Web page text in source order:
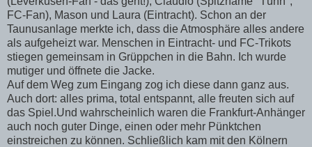
FC-Fan), Mason und Laura (Eintracht). Schon an der
Taunusanlage merkte ich, dass die Atmosphäre alles andere
als aufgeheizt war. Menschen in Eintracht- und FC-Trikots
stiegen gemeinsam in Grüppchen in die Bahn. Ich wurde
mutiger und öffnete die Jacke.
Auf dem Weg zum Eingang zog ich diese dann ganz aus.
Auch dort: alles prima, total entspannt, alle freuten sich auf
das Spiel.Und wahrscheinlich waren die Frankfurt-Anhänger
auch noch guter Dinge, einen oder mehr Pünktchen
einstreichen zu können. Schließlich kam mit den Kölnern